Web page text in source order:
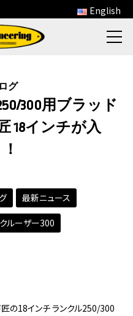
English
グ
300用ブラッド
18インチが入
最新ニュース
ルーザー300
の18インチ ランクル250/300